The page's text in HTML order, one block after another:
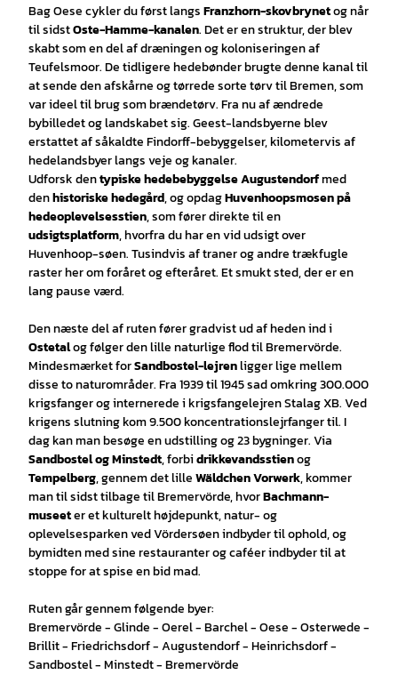
Bag Oese cykler du først langsFranzhorn-skovbrynetog når
til sidstOste-Hamme-kanalen. Det er en struktur, der blev
skabt som en del af dræningen og koloniseringen af
Teufelsmoor. De tidligere hedebønder brugte denne kanal til
at sende den afskårne og tørrede sorte tørv til Bremen, som
var ideel til brug som brændetørv. Fra nu af ændrede
bybilledet og landskabet sig. Geest-landsbyerne blev
erstattet af såkaldte Findorff-bebyggelser, kilometervis af
hedelandsbyer langs veje og kanaler.
Udforsk dentypiske hedebebyggelse Augustendorfmed
denhistoriske hedegård, og opdagHuvenhoopsmosen på
hedeoplevelsesstien, som fører direkte til en
udsigtsplatform, hvorfra du har en vid udsigt over
Huvenhoop-søen. Tusindvis af traner og andre trækfugle
raster her om foråret og efteråret. Et smukt sted, der er en
lang pause værd.
Den næste del af ruten fører gradvist ud af heden ind i
Ostetalog følger den lille naturlige flod til Bremervörde.
Mindesmærket forSandbostel-lejrenligger lige mellem
disse to naturområder. Fra 1939 til 1945 sad omkring 300.000
krigsfanger og internerede i krigsfangelejren Stalag XB. Ved
krigens slutning kom 9.500 koncentrationslejrfanger til. I
dag kan man besøge en udstilling og 23 bygninger. Via
Sandbostel og Minstedt, forbidrikkevandsstienog
Tempelberg, gennem det lilleWäldchen Vorwerk, kommer
man til sidst tilbage til Bremervörde, hvorBachmann-
museeter et kulturelt højdepunkt, natur- og
oplevelsesparken ved Vördersøen indbyder til ophold, og
bymidten med sine restauranter og caféer indbyder til at
stoppe for at spise en bid mad.
Ruten går gennem følgende byer:
Bremervörde - Glinde - Oerel - Barchel - Oese - Osterwede -
Brillit - Friedrichsdorf - Augustendorf - Heinrichsdorf -
Sandbostel - Minstedt - Bremervörde